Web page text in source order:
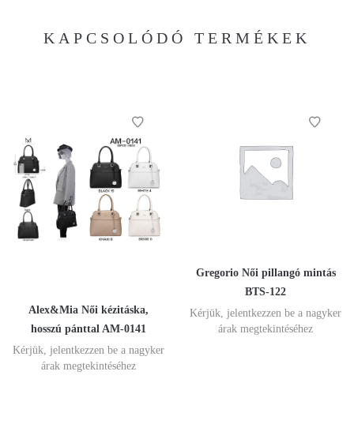
KAPCSOLÓDÓ TERMÉKEK
Alex&Mia Női kézitáska,
hosszú pánttal AM-0141
Kérjük, jelentkezzen be a nagyker
árak megtekintéséhez
Gregorio Női pillangó mintás
BTS-122
Kérjük, jelentkezzen be a nagyker
árak megtekintéséhez